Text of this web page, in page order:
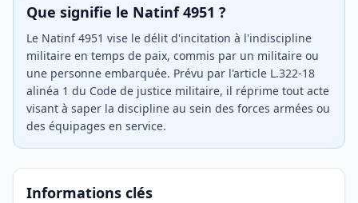
Que signifie le Natinf 4951 ?
Le Natinf 4951 vise le délit d'incitation à l'indiscipline
militaire en temps de paix, commis par un militaire ou
une personne embarquée. Prévu par l'article L.322-18
alinéa 1 du Code de justice militaire, il réprime tout acte
visant à saper la discipline au sein des forces armées ou
des équipages en service.
Informations clés